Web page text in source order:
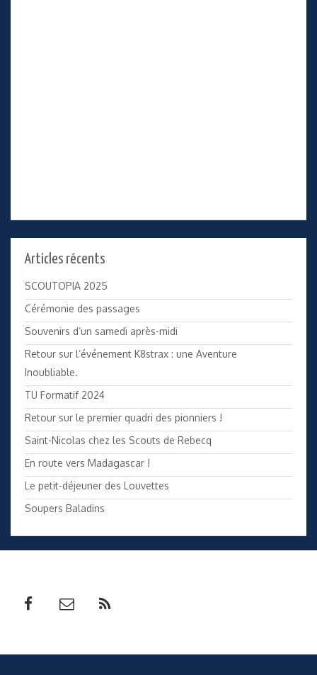
Articles récents
SCOUTOPIA 2025
Cérémonie des passages
Souvenirs d’un samedi après-midi
Retour sur l’événement K8strax : une Aventure
Inoubliable.
TU Formatif 2024
Retour sur le premier quadri des pionniers !
Saint-Nicolas chez les Scouts de Rebecq
En route vers Madagascar !
Le petit-déjeuner des Louvettes
Soupers Baladins